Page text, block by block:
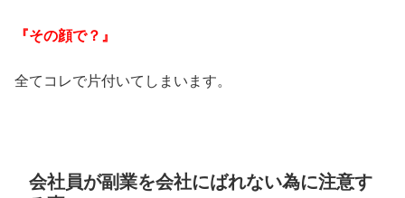
『その顔で？』
全てコレで片付いてしまいます。
会社員が副業を会社にばれない為に注意す